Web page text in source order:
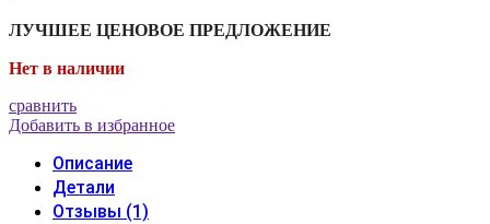
ЛУЧШЕЕ ЦЕНОВОЕ ПРЕДЛОЖЕНИЕ
Нет в наличии
сравнить
Добавить в избранное
Описание
Детали
Отзывы (1)